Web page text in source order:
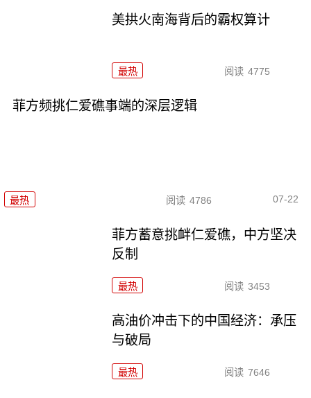
美拱火南海背后的霸权算计
最热 阅读 4775
菲方频挑仁爱礁事端的深层逻辑
最热 阅读 4786 07-22
菲方蓄意挑衅仁爱礁，中方坚决
反制
最热 阅读 3453
高油价冲击下的中国经济：承压
与破局
最热 阅读 7646